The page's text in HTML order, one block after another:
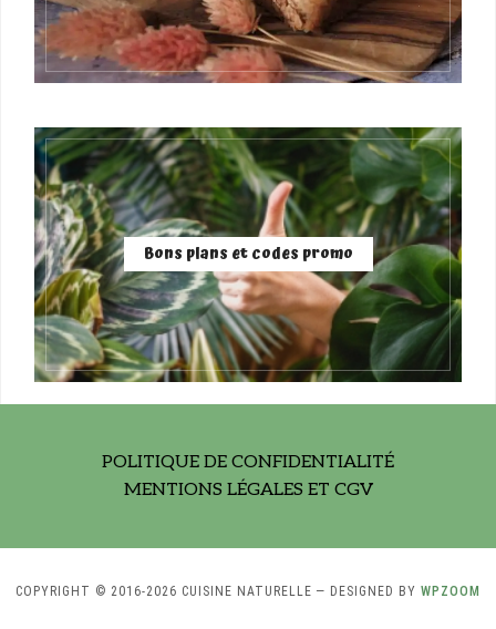
Bons plans et codes promo
POLITIQUE DE CONFIDENTIALITÉ
MENTIONS LÉGALES ET CGV
COPYRIGHT © 2016-2026 CUISINE NATURELLE — DESIGNED BY WPZOOM